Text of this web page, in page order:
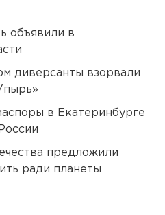
объявили в
диверсанты взорвали
в Екатеринбурге
предложили
ради планеты